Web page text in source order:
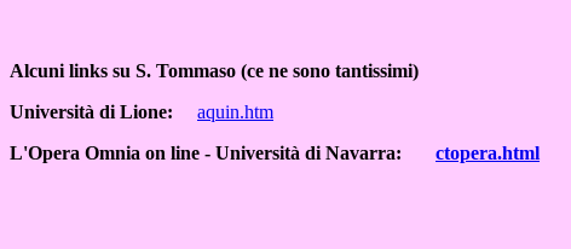
Alcuni links su S. Tommaso (ce ne sono tantissimi)
Università di Lione:
aquin.htm
L'Opera Omnia on line - Università di Navarra: ctopera.html